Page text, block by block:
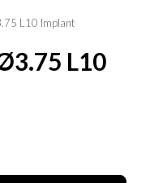
L10 Implant
L10